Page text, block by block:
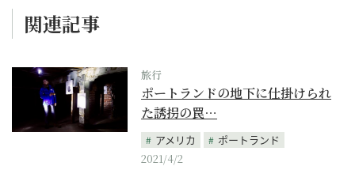
関連記事
旅行
ポートランドの地下に仕掛けられ
た誘拐の罠…
アメリカ
ポートランド
2021/4/2